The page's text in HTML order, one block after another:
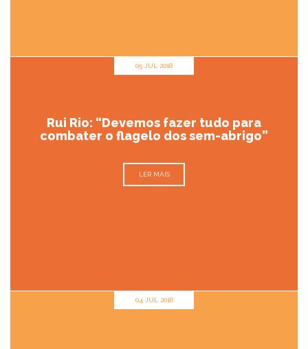
05 JUL 2018
Rui Rio: “Devemos fazer tudo para
combater o flagelo dos sem-abrigo”
LER MAIS
04 JUL 2018